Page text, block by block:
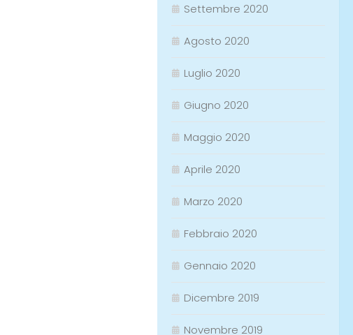
Settembre 2020
Agosto 2020
Luglio 2020
Giugno 2020
Maggio 2020
Aprile 2020
Marzo 2020
Febbraio 2020
Gennaio 2020
Dicembre 2019
Novembre 2019